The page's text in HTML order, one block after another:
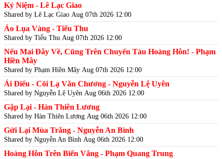
Kỷ Niệm - Lê Lạc Giao
Shared by Lê Lạc Giao Aug 07th 2026 12:00
Áo Lụa Vàng - Tiểu Thu
Shared by Tiểu Thu Aug 07th 2026 12:00
Nếu Mai Đây Về, Cũng Trên Chuyến Tàu Hoàng Hôn! - Phạm
Hiền Mây
Shared by Phạm Hiền Mây Aug 07th 2026 12:00
Ái Điểu - Cõi Lạ Văn Chương - Nguyễn Lệ Uyên
Shared by Nguyễn Lệ Uyên Aug 06th 2026 12:00
Gặp Lại - Hàn Thiên Lương
Shared by Hàn Thiên Lương Aug 06th 2026 12:00
Gửi Lại Mùa Trăng - Nguyễn An Bình
Shared by Nguyễn An Bình Aug 06th 2026 12:00
Hoàng Hôn Trên Biển Vắng - Phạm Quang Trung